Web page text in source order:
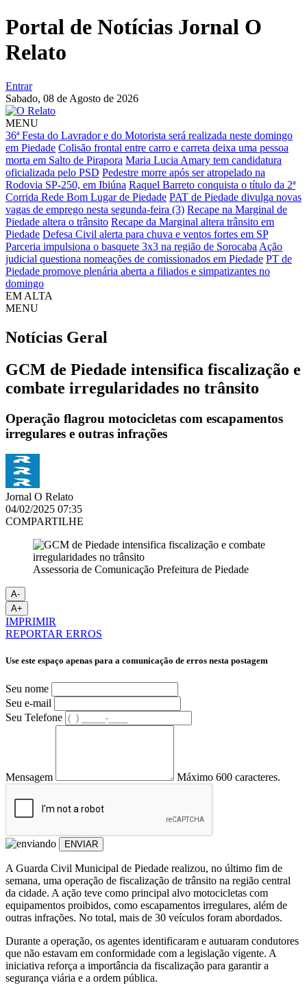
Portal de Notícias Jornal O
Relato
Entrar
Sabado, 08 de Agosto de 2026
MENU
36ª Festa do Lavrador e do Motorista será realizada neste domingo
em Piedade Colisão frontal entre carro e carreta deixa uma pessoa
morta em Salto de Pirapora Maria Lucia Amary tem candidatura
oficializada pelo PSD Pedestre morre após ser atropelado na
Rodovia SP-250, em Ibiúna Raquel Barreto conquista o título da 2ª
Corrida Rede Bom Lugar de Piedade PAT de Piedade divulga novas
vagas de emprego nesta segunda-feira (3) Recape na Marginal de
Piedade altera o trânsito Recape da Marginal altera trânsito em
Piedade Defesa Civil alerta para chuva e ventos fortes em SP
Parceria impulsiona o basquete 3x3 na região de Sorocaba Ação
judicial questiona nomeações de comissionados em Piedade PT de
Piedade promove plenária aberta a filiados e simpatizantes no
domingo
EM ALTA
MENU
Notícias Geral
GCM de Piedade intensifica fiscalização e
combate irregularidades no trânsito
Operação flagrou motocicletas com escapamentos
irregulares e outras infrações
Jornal O Relato
04/02/2025 07:35
COMPARTILHE
Assessoria de Comunicação Prefeitura de Piedade
A-
A+
IMPRIMIR
REPORTAR ERROS
Use este espaço apenas para a comunicação de erros nesta postagem
Seu nome
Seu e-mail
Seu Telefone
Mensagem Máximo 600 caracteres.
ENVIAR
A Guarda Civil Municipal de Piedade realizou, no último fim de
semana, uma operação de fiscalização de trânsito na região central
da cidade. A ação teve como principal alvo motocicletas com
equipamentos proibidos, como escapamentos irregulares, além de
outras infrações. No total, mais de 30 veículos foram abordados.
Durante a operação, os agentes identificaram e autuaram condutores
que não estavam em conformidade com a legislação vigente. A
iniciativa reforça a importância da fiscalização para garantir a
segurança viária e a ordem pública.